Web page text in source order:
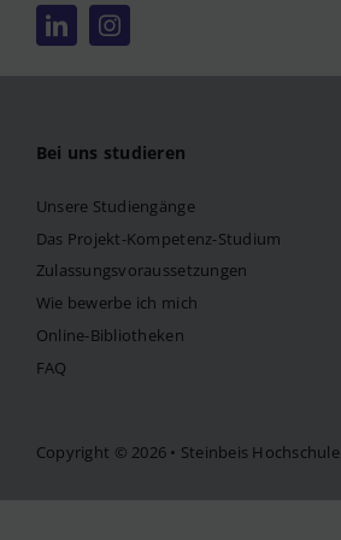
Bei uns studieren
Unsere Studiengänge
Das Projekt-Kompetenz-Studium
Zulassungsvoraussetzungen
Wie bewerbe ich mich
Online-Bibliotheken
FAQ
Copyright © 2026 • Steinbeis Hochschule